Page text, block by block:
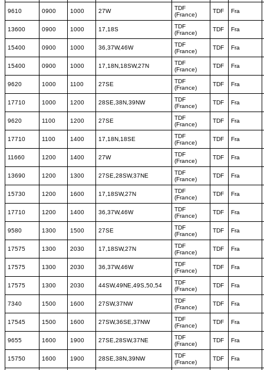
9610 0900 1000 27W
TDF
(France)
TDF Fra
13600 0900 1000 17,18S
TDF
(France)
TDF Fra
15400 0900 1000 36,37W,46W
TDF
(France)
TDF Fra
15400 0900 1000 17,18N,18SW,27N
TDF
(France)
TDF Fra
9620 1000 1100 27SE
TDF
(France)
TDF Fra
17710 1000 1200 28SE,38N,39NW
TDF
(France)
TDF Fra
9620 1100 1200 27SE
TDF
(France)
TDF Fra
17710 1100 1400 17,18N,18SE
TDF
(France)
TDF Fra
11660 1200 1400 27W
TDF
(France)
TDF Fra
13690 1200 1300 27SE,28SW,37NE
TDF
(France)
TDF Fra
15730 1200 1600 17,18SW,27N
TDF
(France)
TDF Fra
17710 1200 1400 36,37W,46W
TDF
(France)
TDF Fra
9580 1300 1500 27SE
TDF
(France)
TDF Fra
17575 1300 2030 17,18SW,27N
TDF
(France)
TDF Fra
17575 1300 2030 36,37W,46W
TDF
(France)
TDF Fra
17575 1300 2030 44SW,49NE,49S,50,54
TDF
(France)
TDF Fra
7340 1500 1600 27SW,37NW
TDF
(France)
TDF Fra
17545 1500 1600 27SW,36SE,37NW
TDF
(France)
TDF Fra
9655 1600 1900 27SE,28SW,37NE
TDF
(France)
TDF Fra
15750 1600 1900 28SE,38N,39NW
TDF
(France)
TDF Fra